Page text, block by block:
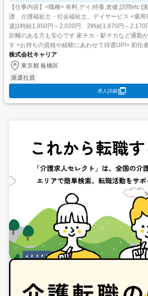
【仕事内容】<職種> 有料,デイ,特養,老健,訪問etc [
護、介護福祉士・社会福祉士、デイサービス <雇用形態> 派遣 <給与> [派
遣]1時給1,850円～2,020円、2時給1,970円～2,170円 交通費:全額支給 少
距離のある方も安心です 家チカ・駅チカなど通勤が楽な職場もご紹介できま
す <お持ちの資格や経験にあわせて待遇UP!> 初任
株式会社キャリア
東京都 板橋区
派遣社員
求人詳細